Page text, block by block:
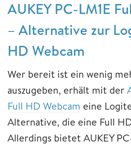
AUKEY PC-LM1E
– Alternative zur
HD Webcam
Wer bereit ist ein wenig
auszugeben, erhält mit der
Full HD Webcam eine
Alternative, die eine Full
Allerdings bietet AUKEY